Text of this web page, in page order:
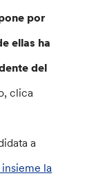
por
ellas ha
del
clica
a
la